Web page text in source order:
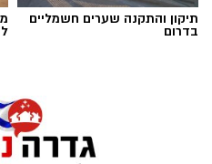
סיורי משפחות- צילום
במהלך הפעילות יכירו
תיקון והתקנה שערים חשמליים
בדרום